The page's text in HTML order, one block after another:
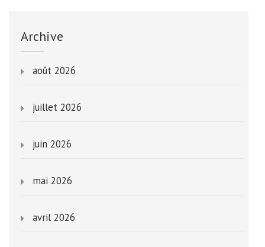
Archive
août 2026
juillet 2026
juin 2026
mai 2026
avril 2026